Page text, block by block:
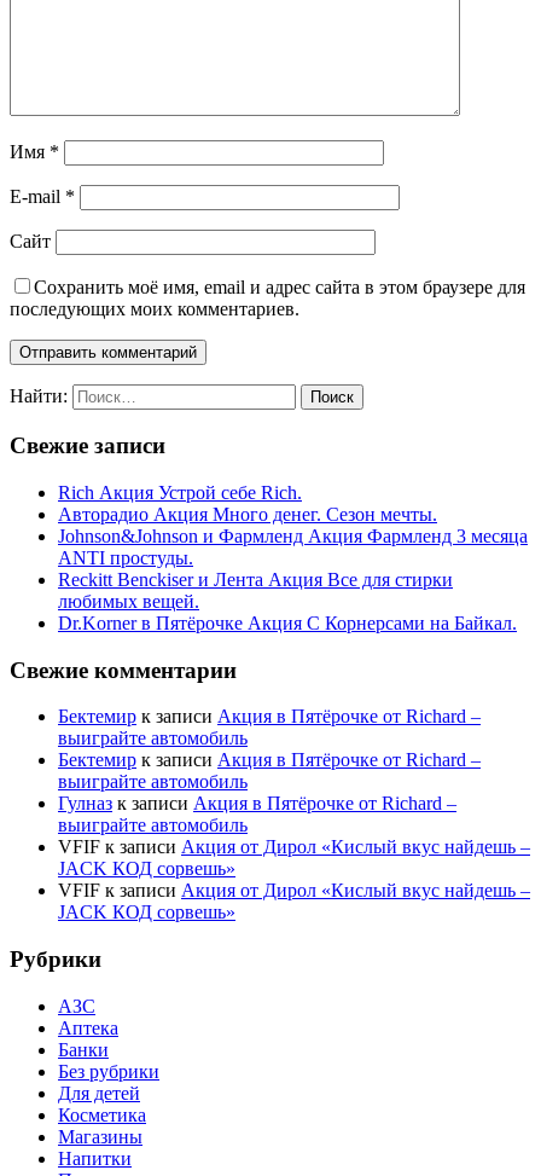
Имя *
E-mail *
Сайт
Сохранить моё имя, email и адрес сайта в этом браузере для
последующих моих комментариев.
Найти:
Свежие записи
Rich Акция Устрой себе Rich.
Авторадио Акция Много денег. Сезон мечты.
Johnson&Johnson и Фармленд Акция Фармленд 3 месяца
ANTI простуды.
Reckitt Benckiser и Лента Акция Все для стирки
любимых вещей.
Dr.Korner в Пятёрочке Акция С Корнерсами на Байкал.
Свежие комментарии
Бектемир к записи Акция в Пятёрочке от Richard –
выиграйте автомобиль
Бектемир к записи Акция в Пятёрочке от Richard –
выиграйте автомобиль
Гулназ к записи Акция в Пятёрочке от Richard –
выиграйте автомобиль
VFIF к записи Акция от Дирол «Кислый вкус найдешь –
JACK КОД сорвешь»
VFIF к записи Акция от Дирол «Кислый вкус найдешь –
JACK КОД сорвешь»
Рубрики
АЗС
Аптека
Банки
Без рубрики
Для детей
Косметика
Магазины
Напитки